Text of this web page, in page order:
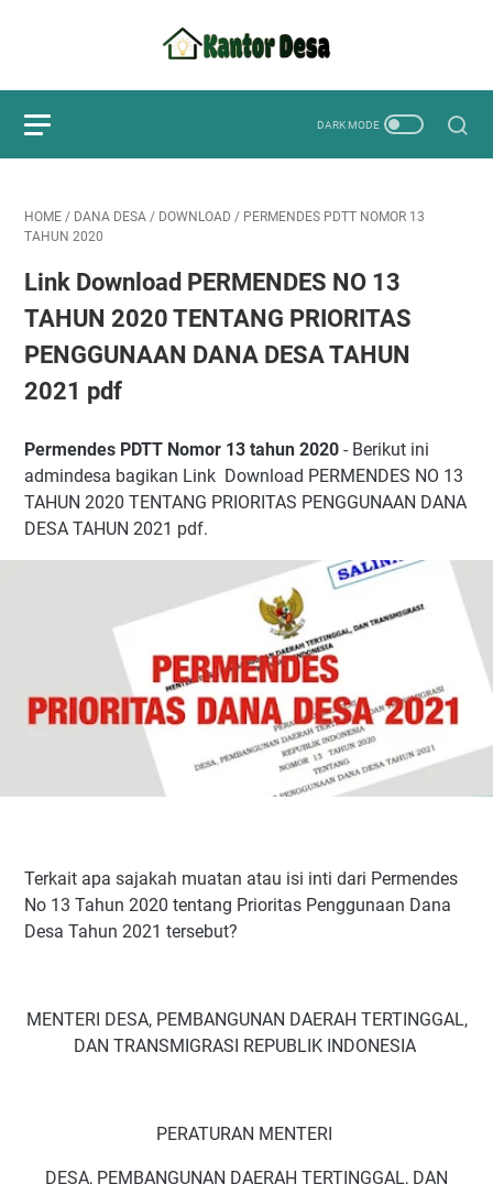
HOME / DANA DESA / DOWNLOAD / PERMENDES PDTT NOMOR 13
TAHUN 2020
Link Download PERMENDES NO 13
TAHUN 2020 TENTANG PRIORITAS
PENGGUNAAN DANA DESA TAHUN
2021 pdf
Permendes PDTT Nomor 13 tahun 2020 - Berikut ini
admindesa bagikan Link Download PERMENDES NO 13
TAHUN 2020 TENTANG PRIORITAS PENGGUNAAN DANA
DESA TAHUN 2021 pdf.
Terkait apa sajakah muatan atau isi inti dari Permendes
No 13 Tahun 2020 tentang Prioritas Penggunaan Dana
Desa Tahun 2021 tersebut?
MENTERI DESA, PEMBANGUNAN DAERAH TERTINGGAL,
DAN TRANSMIGRASI REPUBLIK INDONESIA
PERATURAN MENTERI
DESA, PEMBANGUNAN DAERAH TERTINGGAL, DAN